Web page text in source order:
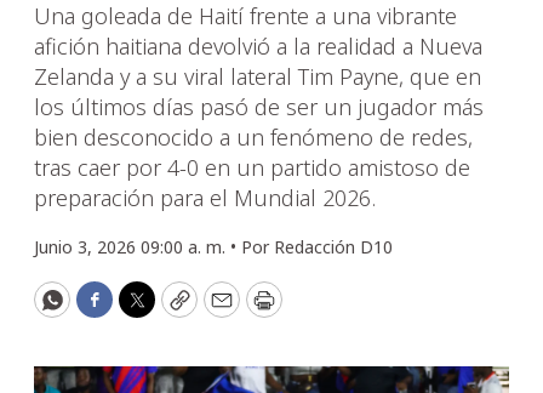
Una goleada de Haití frente a una vibrante
afición haitiana devolvió a la realidad a Nueva
Zelanda y a su viral lateral Tim Payne, que en
los últimos días pasó de ser un jugador más
bien desconocido a un fenómeno de redes,
tras caer por 4-0 en un partido amistoso de
preparación para el Mundial 2026.
Junio 3, 2026 09:00 a. m. • Por Redacción D10
WhatsApp
Facebook
Twitter
CopyEmailPrint